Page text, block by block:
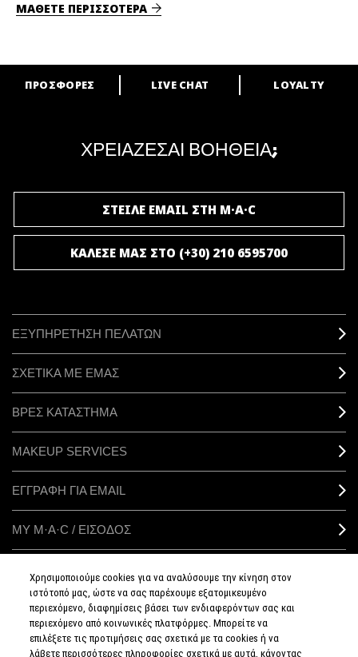
ΜΑΘΕΤΕ ΠΕΡΙΣΣΟΤΕΡΑ
ARE YOU A M·A·C LOVER?
ΠΡΟΣΦΟΡΕΣ LIVE CHAT LOYALTY
ΧΡΕΙΑΖΕΣΑΙ ΒΟΗΘΕΙΑ;
ΣΤΕΙΛΕ EMAIL ΣΤΗ M·A·C
ΚΑΛΕΣΕ ΜΑΣ ΣΤΟ (+30) 210 6595700
ΕΞΥΠΗΡΕΤΗΣΗ ΠΕΛΑΤΩΝ
ΣΧΕΤΙΚΑ ΜΕ ΕΜΑΣ
ΒΡΕΣ ΚΑΤΑΣΤΗΜΑ
MAKEUP SERVICES
ΕΓΓΡΑΦΗ ΓΙΑ EMAIL
ΜΥ M·A·C / ΕΙΣΟΔΟΣ
ΣΥΝΔΕΘΕΙΤΕ
Χρησιμοποιούμε cookies για να αναλύσουμε την κίνηση στον
ιστότοπό μας, ώστε να σας παρέχουμε εξατομικευμένο
περιεχόμενο, διαφημίσεις βάσει των ενδιαφερόντων σας και
περιεχόμενο από κοινωνικές πλατφόρμες. Μπορείτε να
επιλέξετε τις προτιμήσεις σας σχετικά με τα cookies ή να
λάβετε περισσότερες πληροφορίες σχετικά με αυτά, κάνοντας